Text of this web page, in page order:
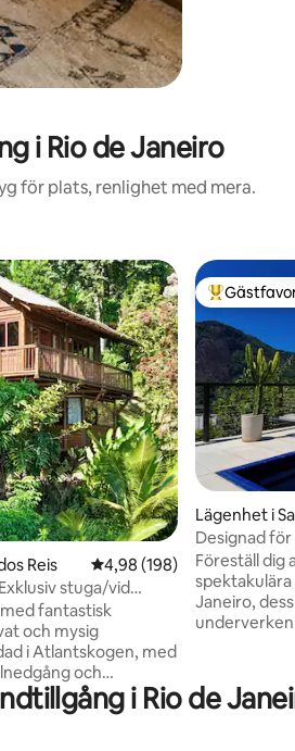
i Rio de Janeiro
för plats, renlighet med mera.
196 omdömen
Reis 4,98 av 5 i genomsnittligt
4,98 (198)
stuga/vid
fantastisk
och mysig
i Atlantskogen, med
och
som
tillgång till havet, unik
Populär
Lägenhet i
Designad
Föreställ dig
Janeiro,
underverken
bekväm
oberoende
i Rio de